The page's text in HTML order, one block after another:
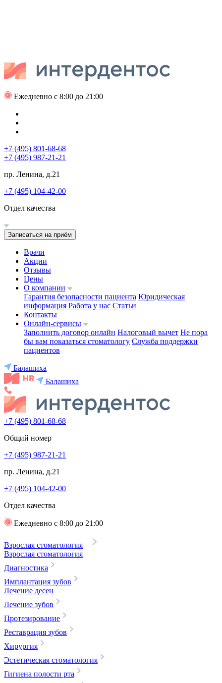
Ежедневно с 8:00 до 21:00
+7 (495) 801-68-68
+7 (495) 987-21-21
пр. Ленина, д.21
+7 (495) 104-42-00
Отдел качества
Записаться на приём
Врачи
Акции
Отзывы
Цены
О компании
Гарантия безопасности пациента Юридическая
информация Работа у нас Статьи
Контакты
Онлайн-сервисы
Заполнить договор онлайн Налоговый вычет Не пора
бы вам показаться стоматологу Служба поддержки
пациентов
Балашиха
Балашиха
+7 (495) 801-68-68
Общий номер
+7 (495) 987-21-21
пр. Ленина, д.21
+7 (495) 104-42-00
Отдел качества
Ежедневно с 8:00 до 21:00
Взрослая стоматология
Взрослая стоматология
Диагностика
Имплантация зубов
Лечение десен
Лечение зубов
Протезирование
Реставрация зубов
Хирургия
Эстетическая стоматология
Гигиена полости рта